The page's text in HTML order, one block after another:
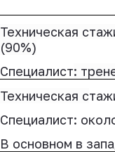
Техническая
(90%)
Специалист:
Техническая с
Специалист:
В основном в